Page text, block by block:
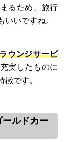
るため、旅行
いですね。
ウンジサービ
実したものに
です。
ルドカー